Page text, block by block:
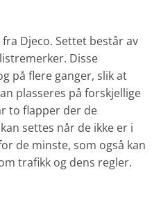
Djeco. Settet består av
Disse
på flere ganger, slik at
plasseres på forskjellige
to flapper der de
settes når de ikke er i
de minste, som også kan
trafikk og dens regler.